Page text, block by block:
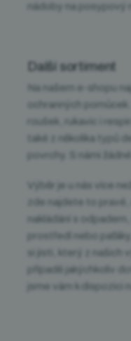
nádoby na posypový
Další sortiment
Na našem e-shopu
ochranných
roušek, rukavic i
také z několika typů
povrchy. S námi
Výběr je u nás více
zde najdete to
nakládání s
prostředí nebo
si jisti, který z našich
případě jakýchkoliv
jsme vám k dispozici